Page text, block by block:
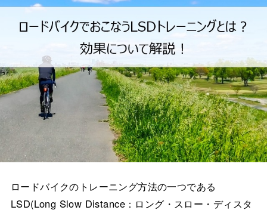
ロードバイクのトレーニング方法の一つである
LSD(Long Slow Distance：ロング・スロー・ディスタ